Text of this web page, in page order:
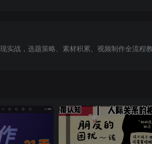
实战，选题策略、素材积累、视频制作全流程